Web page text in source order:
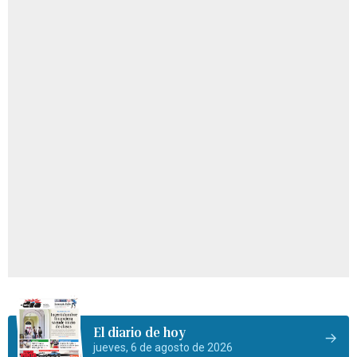
El diario de hoy
jueves, 6 de agosto de 2026